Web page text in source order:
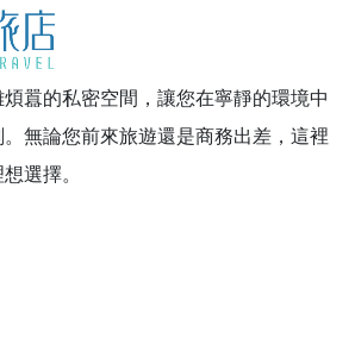
囂的私密空間，讓您在寧靜的環境中
無論您前來旅遊還是商務出差，這裡
選擇。